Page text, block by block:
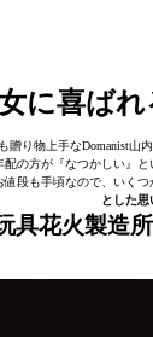
に喜ば
贈り物上手なDomanist
の方が『なつかしい』
段も手頃なので、いく
とした思
具花火製造